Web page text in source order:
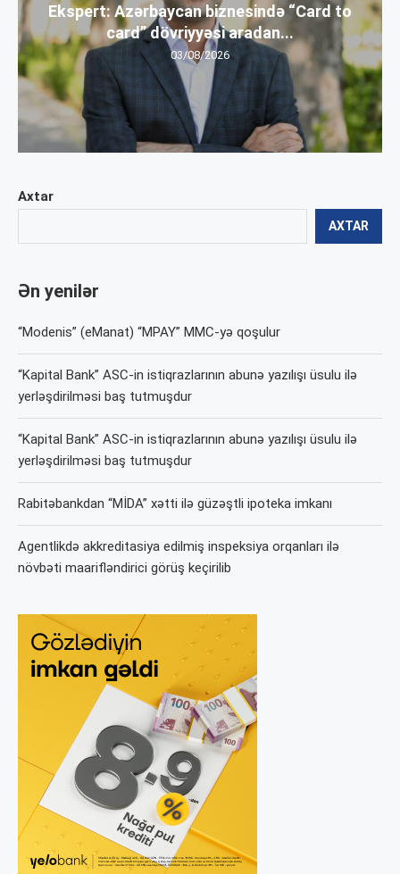
Axtar
AXTAR
Ən yenilər
“Modenis” (eManat) “MPAY” MMC-yə qoşulur
“Kapital Bank” ASC-in istiqrazlarının abunə yazılışı üsulu ilə
yerləşdirilməsi baş tutmuşdur
“Kapital Bank” ASC-in istiqrazlarının abunə yazılışı üsulu ilə
yerləşdirilməsi baş tutmuşdur
Rabitəbankdan “MİDA” xətti ilə güzəştli ipoteka imkanı
Agentlikdə akkreditasiya edilmiş inspeksiya orqanları ilə
növbəti maarifləndirici görüş keçirilib
Ekspert: Azərbaycan biznesində “Card to
card” dövriyyəsi aradan...
03/08/2026